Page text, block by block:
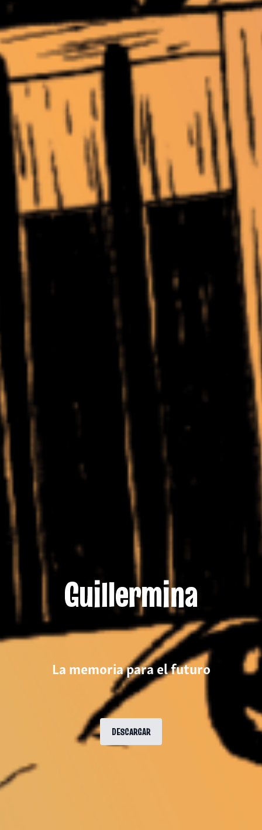
Guillermina
La memoria para el futuro
DESCARGAR